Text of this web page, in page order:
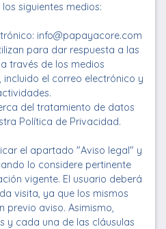
siguientes medios:
info@papayacore.com
para dar respuesta a las
través de los medios
el correo electrónico y
del tratamiento de datos
Política de Privacidad.
el apartado "Aviso legal" y
lo considere pertinente
vigente. El usuario deberá
visita, ya que los mismos
previo aviso. Asimismo,
y cada una de las cláusulas